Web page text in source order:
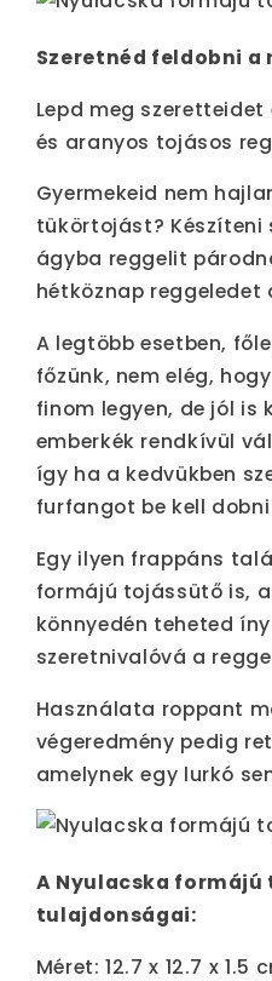
Szeretnéd feldobni a
Lepd meg
és aranyos tojásos
Gyermekeid nem
tükörtojást? Készíteni
ágyba reggelit
hétköznap
A legtöbb esetben,
főzünk, nem elég,
finom legyen, de jól is
emberkék rendkívül
így ha a kedvükben
furfangot be kell
Egy ilyen frappáns
formájú tojássütő is,
könnyedén teheted
szeretnivalóvá a
Használata roppant
végeredmény pedig
amelynek egy lurkó
A Nyulacska
tulajdonságai:
Méret: 12.7 x 12.7 x 1.5